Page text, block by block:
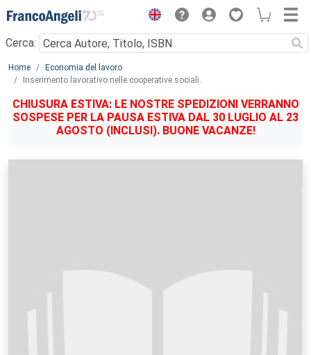
Menu
Cerca:
Main content
Home
Economia del lavoro
Inserimento lavorativo nelle cooperative sociali.
CHIUSURA ESTIVA: LE NOSTRE SPEDIZIONI VERRANNO
SOSPESE PER LA PAUSA ESTIVA DAL 30 LUGLIO AL 23
AGOSTO (INCLUSI). BUONE VACANZE!